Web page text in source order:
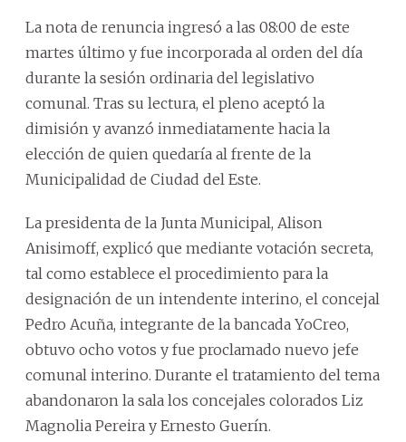
La nota de renuncia ingresó a las 08:00 de este
martes último y fue incorporada al orden del día
durante la sesión ordinaria del legislativo
comunal. Tras su lectura, el pleno aceptó la
dimisión y avanzó inmediatamente hacia la
elección de quien quedaría al frente de la
Municipalidad de Ciudad del Este.
La presidenta de la Junta Municipal, Alison
Anisimoff, explicó que mediante votación secreta,
tal como establece el procedimiento para la
designación de un intendente interino, el concejal
Pedro Acuña, integrante de la bancada YoCreo,
obtuvo ocho votos y fue proclamado nuevo jefe
comunal interino. Durante el tratamiento del tema
abandonaron la sala los concejales colorados Liz
Magnolia Pereira y Ernesto Guerín.